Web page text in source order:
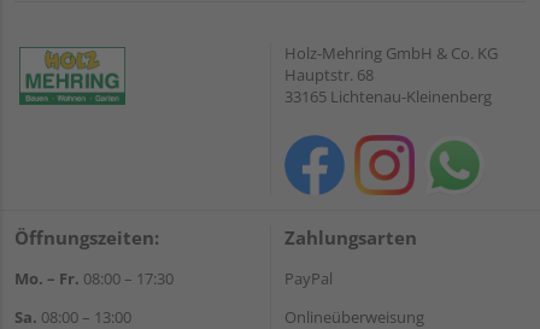
Holz-Mehring GmbH & Co. KG
Hauptstr. 68
33165 Lichtenau-Kleinenberg
Öffnungszeiten:
Mo. – Fr. 08:00 – 17:30
Sa. 08:00 – 13:00
Zahlungsarten
PayPal
Onlineüberweisung